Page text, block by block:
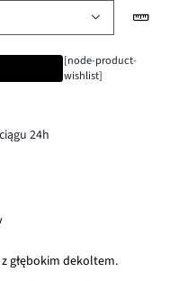
[node-product-
wishlist]
24h
głębokim dekoltem.